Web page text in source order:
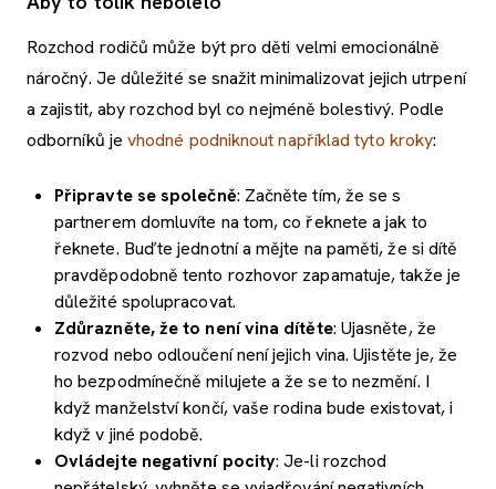
Rozchod rodičů může být pro děti velmi emocionálně
náročný. Je důležité se snažit minimalizovat jejich utrpení
a zajistit, aby rozchod byl co nejméně bolestivý. Podle
odborníků jevhodné podniknout například tyto kroky:
Připravte se společně: Začněte tím, že se s
partnerem domluvíte na tom, co řeknete a jak to
řeknete. Buďte jednotní a mějte na paměti, že si dítě
pravděpodobně tento rozhovor zapamatuje, takže je
důležité spolupracovat.
Zdůrazněte, že to není vina dítěte: Ujasněte, že
rozvod nebo odloučení není jejich vina. Ujistěte je, že
ho bezpodmínečně milujete a že se to nezmění. I
když manželství končí, vaše rodina bude existovat, i
když v jiné podobě.
Ovládejte negativní pocity: Je-li rozchod